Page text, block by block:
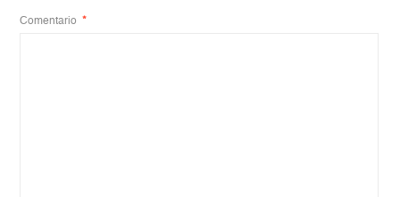
Comentario *